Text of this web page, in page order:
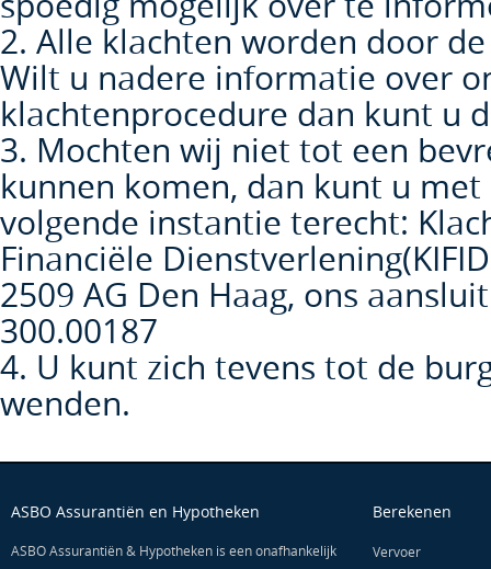
2. Alle klachten worden door
Wilt u nadere informatie over
klachtenprocedure dan kunt u
3. Mochten wij niet tot een
kunnen komen, dan kunt u
volgende instantie terecht:
Financiële
2509 AG Den Haag, ons
300.00187
4. U kunt zich tevens tot de
wenden.
ASBO Assurantiën en Hypotheken
ASBO Assurantiën & Hypotheken is een onafhankelijk
Berekenen
Vervoer